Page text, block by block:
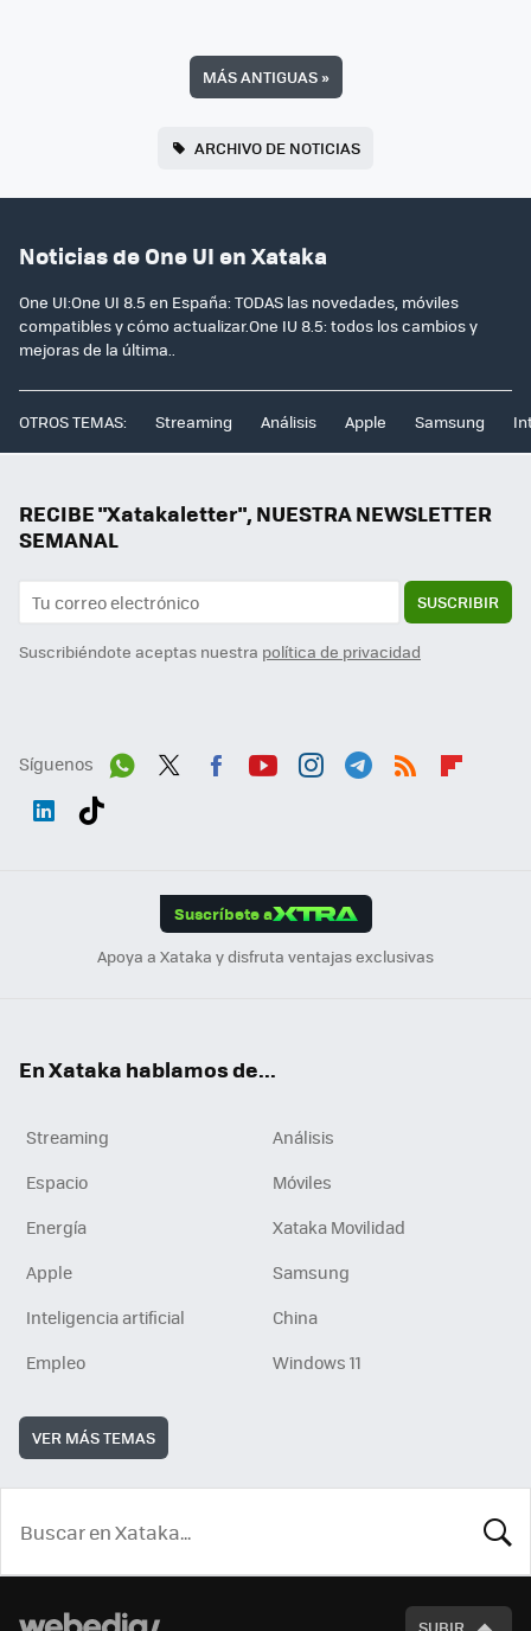
MÁS ANTIGUAS»
ARCHIVO DE NOTICIAS
Noticias de One UI en Xataka
One UI:One UI 8.5 en España: TODAS las novedades, móviles
compatibles y cómo actualizar.One IU 8.5: todos los cambios y
mejoras de la última..
OTROS TEMAS: Streaming Análisis Apple Samsung
RECIBE "Xatakaletter", NUESTRA NEWSLETTER
SEMANAL
SUSCRIBIR
Suscribiéndote aceptas nuestra política de privacidad
Síguenos
Suscríbete a
Apoya a Xataka y disfruta ventajas exclusivas
En Xataka hablamos de...
Streaming
Análisis
Espacio
Móviles
Energía
Xataka Movilidad
Apple
Samsung
Inteligencia artificial
China
Empleo
Windows 11
VER MÁS TEMAS